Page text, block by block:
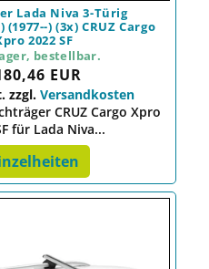
Lada Niva 3-Türig
) (3x) CRUZ Cargo
2022 SF
bestellbar.
EUR
zzgl. Versandkosten
CRUZ Cargo Xpro
für Lada Niva...